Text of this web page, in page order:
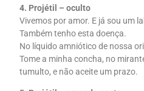
4. Projétil – oculto
Vivemos por amor. E já sou um
Também tenho esta doença.
No líquido amniótico de nossa
Tome a minha concha, no
tumulto, e não aceite um prazo.